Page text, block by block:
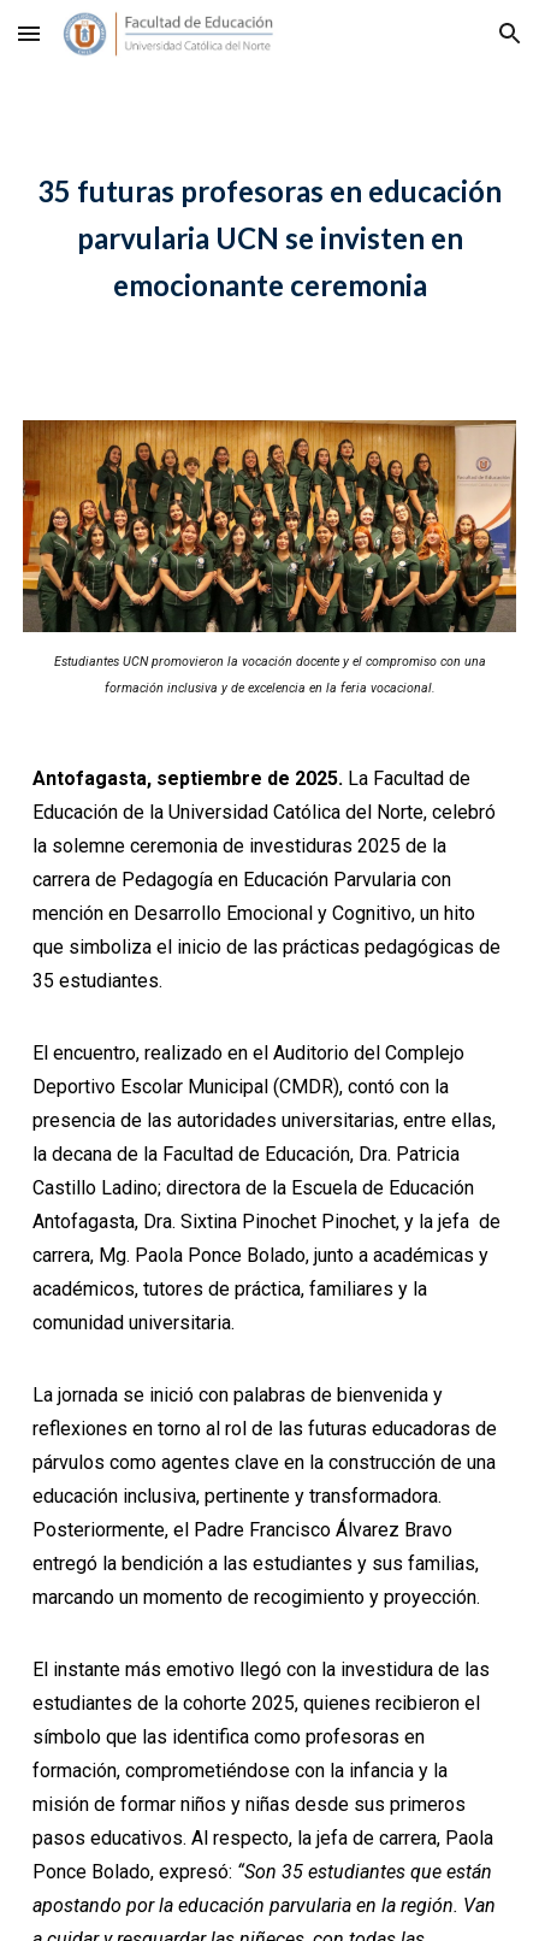
Skip to main content Skip to navigation
35 futuras profesoras en educación
parvularia UCN se invisten en
emocionante ceremonia
Estudiantes UCN promovieron la vocación docente y el compromiso con una
formación inclusiva y de excelencia en la feria vocacional.
Antofagasta, septiembre de 2025. La Facultad de
Educación de la Universidad Católica del Norte, celebró
la solemne ceremonia de investiduras 2025 de la
carrera de Pedagogía en Educación Parvularia con
mención en Desarrollo Emocional y Cognitivo, un hito
que simboliza el inicio de las prácticas pedagógicas de
35 estudiantes.
El encuentro, realizado en el Auditorio del Complejo
Deportivo Escolar Municipal (CMDR), contó con la
presencia de las autoridades universitarias, entre ellas,
la decana de la Facultad de Educación, Dra. Patricia
Castillo Ladino; directora de la Escuela de Educación
Antofagasta, Dra. Sixtina Pinochet Pinochet, y la jefa de
carrera, Mg. Paola Ponce Bolado, junto a académicas y
académicos, tutores de práctica, familiares y la
comunidad universitaria.
La jornada se inició con palabras de bienvenida y
reflexiones en torno al rol de las futuras educadoras de
párvulos como agentes clave en la construcción de una
educación inclusiva, pertinente y transformadora.
Posteriormente, el Padre Francisco Álvarez Bravo
entregó la bendición a las estudiantes y sus familias,
marcando un momento de recogimiento y proyección.
El instante más emotivo llegó con la investidura de las
estudiantes de la cohorte 2025, quienes recibieron el
símbolo que las identifica como profesoras en
formación, comprometiéndose con la infancia y la
misión de formar niños y niñas desde sus primeros
pasos educativos. Al respecto, la jefa de carrera, Paola
Ponce Bolado, expresó: “Son 35 estudiantes que están
apostando por la educación parvularia en la región. Van